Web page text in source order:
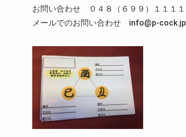
お問い合わせ ０４８（６９９）１１１１
メールでのお問い合わせ info@p-cock.jp